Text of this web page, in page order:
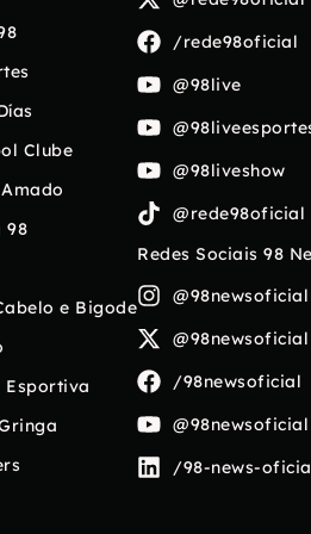
Clube
98
e Bigode
/rede98oficial
@98live
@98liveshow
@rede98oficial
Redes Sociais 98
@98newsoficial
@98newsoficial
/98newsoficial
@98newsoficial
/98-news-